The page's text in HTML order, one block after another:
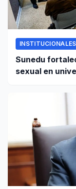
INSTITUCIONALES
Sunedu
sexual en